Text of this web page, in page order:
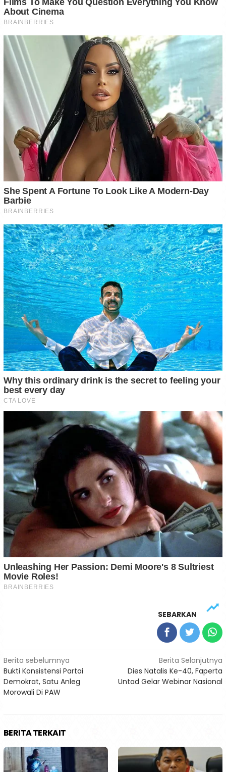
SEBARKAN
Navigasi
pos
Berita sebelumnya
Bukti Konsistensi Partai
Demokrat, Satu Anleg
Morowali Di PAW
Berita Selanjutnya
Dies Natalis Ke-40, Faperta
Untad Gelar Webinar Nasional
BERITA TERKAIT